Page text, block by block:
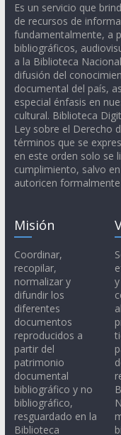
Es un servicio que
de recursos de
fundamentalmente, a
bibliográficos,
a la Biblioteca
difusión del
documental del país,
especial énfasis en
cultural. Biblioteca
Ley sobre el Derecho
términos que se
en este orden solo se
cumplimiento, salvo
autoricen
Misión
Coordinar,
recopilar,
normalizar y
difundir los
diferentes
documentos
reproducidos a
partir del
patrimonio
documental
bibliográfico y no
bibliográfico,
resguardado en la
Biblioteca